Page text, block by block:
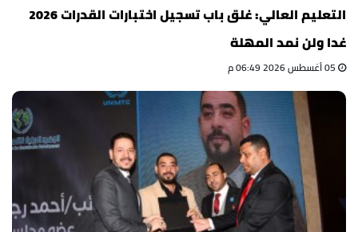
التعليم العالي: غلق باب تسجيل اختبارات القدرات 2026
غدا ولن نمد المهلة